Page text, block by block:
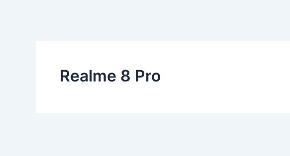
Realme 8 Pro